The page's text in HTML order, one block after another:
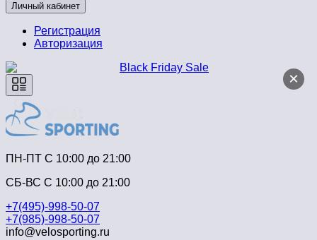
Личный кабинет
Регистрация
Авторизация
×
ПН-ПТ C 10:00 до 21:00
СБ-ВС С 10:00 до 21:00
+7(495)-998-50-07
+7(985)-998-50-07
info@velosporting.ru